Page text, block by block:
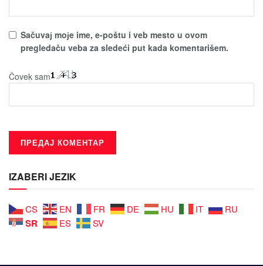
Sačuvaј moјe ime, e-poštu i veb mesto u ovom
pregledaču veba za sledeći put kada komentarišem.
Čovek sam
IZABERI JEZIK
CS EN FR DE HU IT RU
SR ES SV